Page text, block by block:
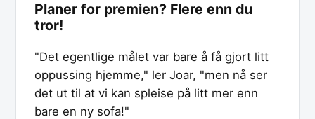
Planer for premien? Flere enn du
tror!
"Det egentlige målet var bare å få gjort litt
oppussing hjemme," ler Joar, "men nå ser
det ut til at vi kan spleise på litt mer enn
bare en ny sofa!"